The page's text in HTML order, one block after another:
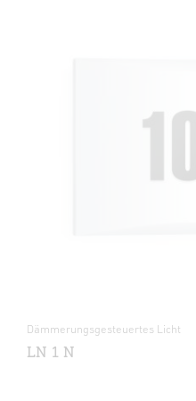
Dämmerungsgesteuertes Licht
LN 1 N